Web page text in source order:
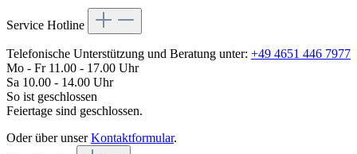
Service Hotline
Telefonische Unterstützung und Beratung unter: +49 4651 446 7977
Mo - Fr 11.00 - 17.00 Uhr
Sa 10.00 - 14.00 Uhr
So ist geschlossen
Feiertage sind geschlossen.
Oder über unserKontaktformular.